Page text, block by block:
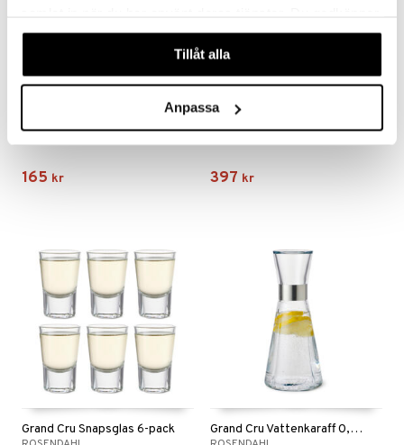
våra cookies vid fortsatt användande av vår webbplats.
Tillåt alla
Anpassa
Grand Cru Ölglas 2-pack
ROSENDAHL
165 kr
Grand Cru Ölglas 6-pack
ROSENDAHL
397 kr
Grand Cru Snapsglas 6-pack Grand Cru Vattenkaraff 0,9L